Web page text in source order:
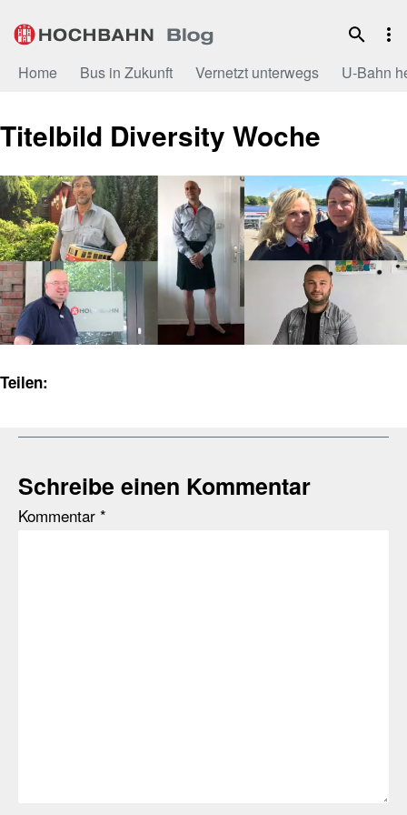
Inhalt
Home Bus in Zukunft Vernetzt unterwegs U-Bahn
Titelbild Diversity Woche
Teilen:
Schreibe einen Kommentar
Kommentar *